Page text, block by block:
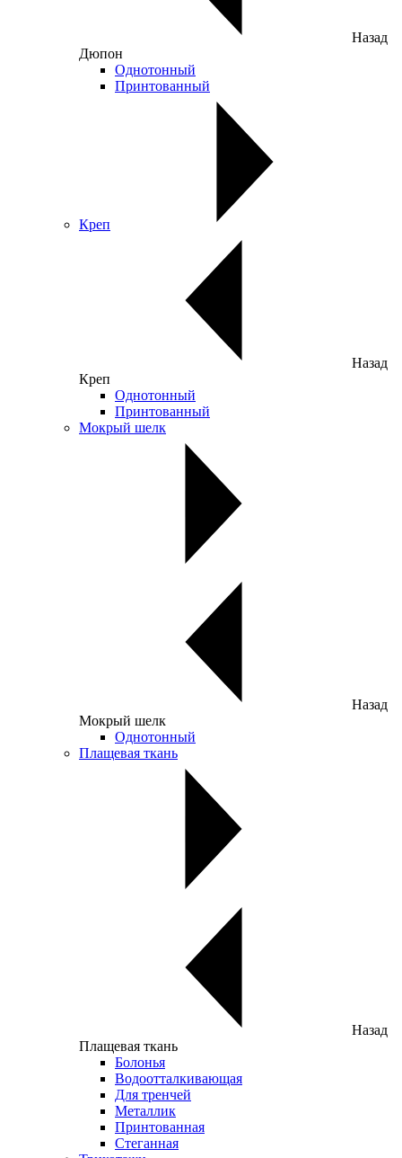
Назад
Дюпон
Однотонный
Принтованный
Креп
Назад
Креп
Однотонный
Принтованный
Мокрый шелк
Назад
Мокрый шелк
Однотонный
Плащевая ткань
Назад
Плащевая ткань
Болонья
Водоотталкивающая
Для тренчей
Металлик
Принтованная
Стеганная